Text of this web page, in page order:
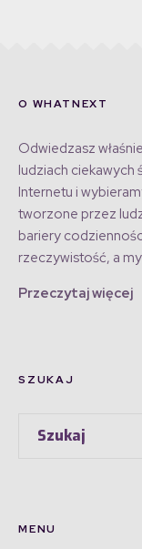
O WHATNEXT
Odwiedzasz
ludziach ciekawych
Internetu i
tworzone przez
bariery
rzeczywistość, a
Przeczytaj więcej
SZUKAJ
MENU